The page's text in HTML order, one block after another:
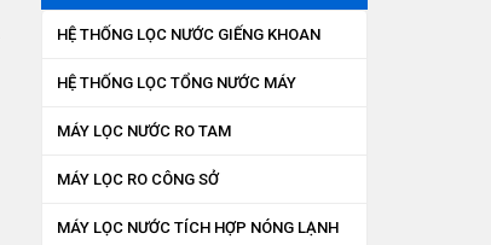
HỆ THỐNG LỌC NƯỚC GIẾNG KHOAN
HỆ THỐNG LỌC TỔNG NƯỚC MÁY
MÁY LỌC NƯỚC RO TAM
MÁY LỌC RO CÔNG SỞ
MÁY LỌC NƯỚC TÍCH HỢP NÓNG LẠNH